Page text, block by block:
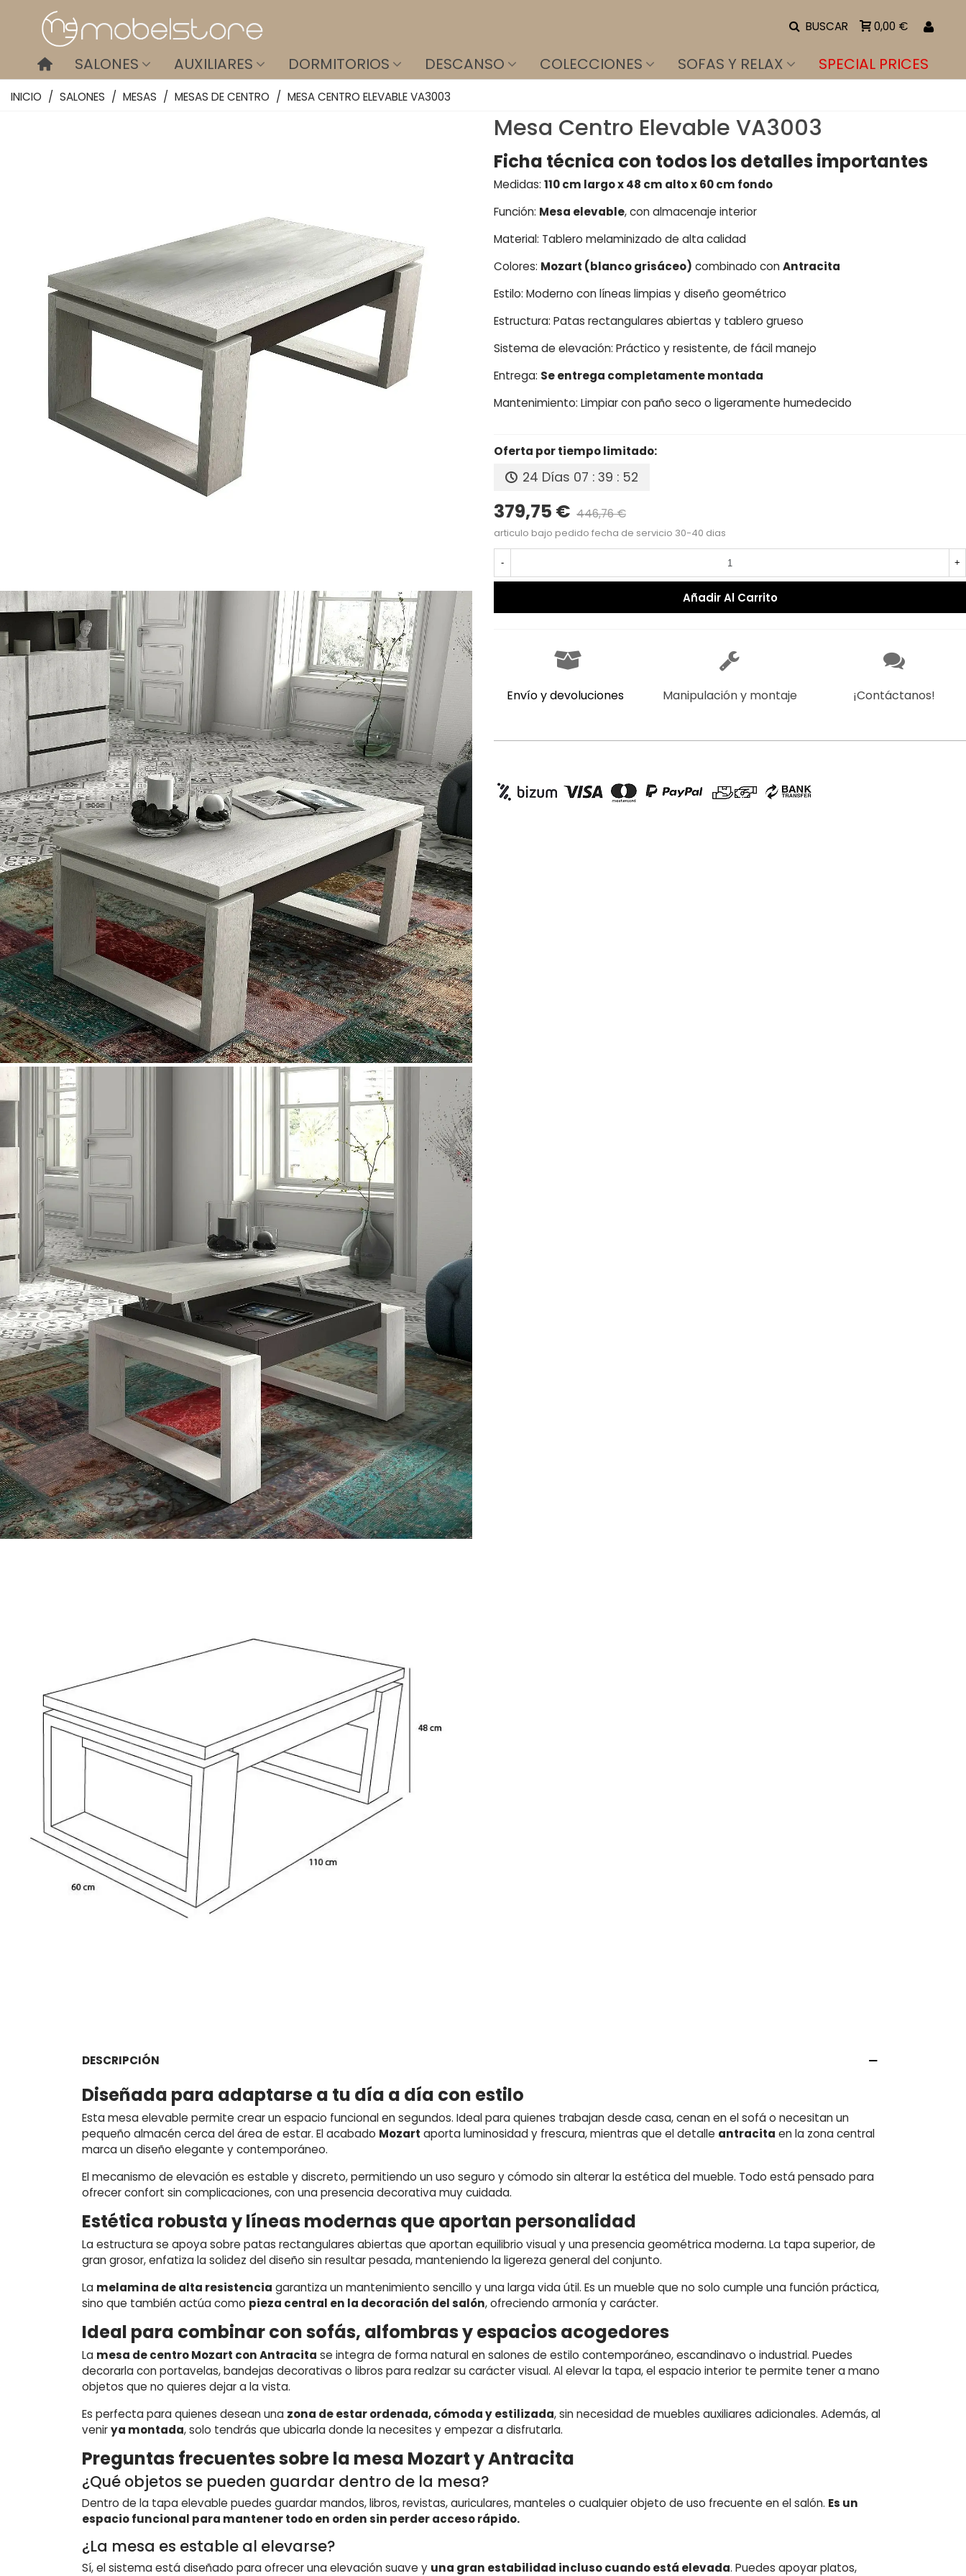
BUSCAR 0,00 €
SALONES AUXILIARES DORMITORIOS DESCANSO COLECCIONES SOFAS Y RELAX SPECIAL PRICES
INICIO / SALONES / MESAS / MESAS DE CENTRO / MESA CENTRO ELEVABLE VA3003
Mesa Centro Elevable VA3003
Ficha técnica con todos los detalles importantes
Medidas: 110 cm largo x 48 cm alto x 60 cm fondo
Función: Mesa elevable, con almacenaje interior
Material: Tablero melaminizado de alta calidad
Colores: Mozart (blanco grisáceo) combinado conAntracita
Estilo: Moderno con líneas limpias y diseño geométrico
Estructura: Patas rectangulares abiertas y tablero grueso
Sistema de elevación: Práctico y resistente, de fácil manejo
Entrega: Se entrega completamente montada
Mantenimiento: Limpiar con paño seco o ligeramente humedecido
Oferta por tiempo limitado:
24 Días 07 : 39 : 51
379,75 € 446,76 €
articulo bajo pedido fecha de servicio 30-40 dias
- +
Añadir Al Carrito
Envío y devoluciones Manipulación y montaje ¡Contáctanos!
DESCRIPCIÓN
Diseñada para adaptarse a tu día a día con estilo
Esta mesa elevable permite crear un espacio funcional en segundos. Ideal para quienes trabajan desde casa, cenan en el sofá o necesitan un
pequeño almacén cerca del área de estar. El acabado Mozart aporta luminosidad y frescura, mientras que el detalle antracita en la zona central
marca un diseño elegante y contemporáneo.
El mecanismo de elevación es estable y discreto, permitiendo un uso seguro y cómodo sin alterar la estética del mueble. Todo está pensado para
ofrecer confort sin complicaciones, con una presencia decorativa muy cuidada.
Estética robusta y líneas modernas que aportan personalidad
La estructura se apoya sobre patas rectangulares abiertas que aportan equilibrio visual y una presencia geométrica moderna. La tapa superior, de
gran grosor, enfatiza la solidez del diseño sin resultar pesada, manteniendo la ligereza general del conjunto.
La melamina de alta resistencia garantiza un mantenimiento sencillo y una larga vida útil. Es un mueble que no solo cumple una función práctica,
sino que también actúa como pieza central en la decoración del salón, ofreciendo armonía y carácter.
Ideal para combinar con sofás, alfombras y espacios acogedores
La mesa de centro Mozart con Antracita se integra de forma natural en salones de estilo contemporáneo, escandinavo o industrial. Puedes
decorarla con portavelas, bandejas decorativas o libros para realzar su carácter visual. Al elevar la tapa, el espacio interior te permite tener a mano
objetos que no quieres dejar a la vista.
Es perfecta para quienes desean una zona de estar ordenada, cómoda y estilizada, sin necesidad de muebles auxiliares adicionales. Además, al
venirya montada, solo tendrás que ubicarla donde la necesites y empezar a disfrutarla.
Preguntas frecuentes sobre la mesa Mozart y Antracita
¿Qué objetos se pueden guardar dentro de la mesa?
Dentro de la tapa elevable puedes guardar mandos, libros, revistas, auriculares, manteles o cualquier objeto de uso frecuente en el salón. Es un
espacio funcional para mantener todo en orden sin perder acceso rápido.
¿La mesa es estable al elevarse?
Sí, el sistema está diseñado para ofrecer una elevación suave y una gran estabilidad incluso cuando está elevada. Puedes apoyar platos,